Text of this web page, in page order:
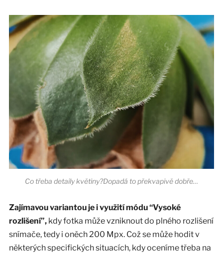
Co třeba detaily květiny?Dopadá to překvapivě dobře…
Zajímavou variantou je i využití módu “Vysoké
rozlišení”,kdy fotka může vzniknout do plného rozlišení
snímače, tedy i oněch 200 Mpx. Což se může hodit v
některých specifických situacích, kdy oceníme třeba na